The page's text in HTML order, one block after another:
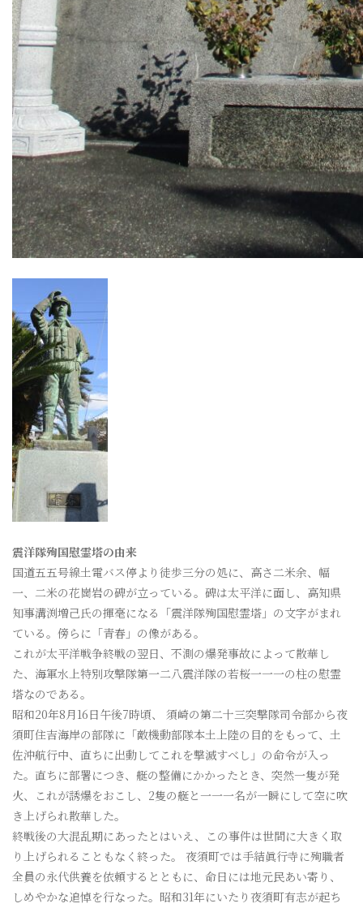
震洋隊殉国慰霊塔の由来
国道五五号線土電バス停より徒歩三分の処に、高さ二米余、幅
一、二米の花崗岩の碑が立っている。碑は太平洋に面し、高知県
知事溝渕増己氏の揮毫になる「震洋隊殉国慰霊塔」の文字がまれ
ている。傍らに「青春」の像がある。
これが太平洋戦争終戦の翌日、不測の爆発事故によって散華し
た、海軍水上特別攻撃隊第一二八震洋隊の若桜一一一の柱の慰霊
塔なのである。
昭和20年8月16日午後7時頃、 須崎の第二十三突撃隊司令部から夜
須町住吉海岸の部隊に「敵機動部隊本土上陸の目的をもって、土
佐沖航行中、直ちに出動してこれを撃滅すべし」の命令が入っ
た。直ちに部署につき、艇の整備にかかったとき、突然一隻が発
火、これが誘爆をおこし、2隻の艇と一一一名が一瞬にして空に吹
き上げられ散華した。
終戦後の大混乱期にあったとはいえ、この事件は世間に大きく取
り上げられることもなく終った。 夜須町では手結眞行寺に殉職者
全員の永代供養を依頼するとともに、命日には地元民あい寄り、
しめやかな追悼を行なった。昭和31年にいたり夜須町有志が起ち